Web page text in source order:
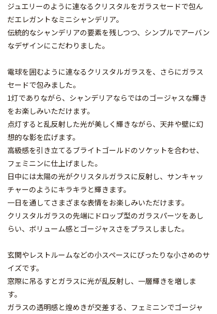
ジュエリーのように連なるクリスタルをガラスセードで包ん
だエレガントなミニシャンデリア。
伝統的なシャンデリアの要素を残しつつ、シンプルでアーバン
なデザインにこだわりました。
電球を囲むように連なるクリスタルガラスを、さらにガラス
セードで包みました。
1灯でありながら、シャンデリアならではのゴージャスな輝き
をお楽しみいただけます。
点灯すると乱反射した光が美しく輝きながら、天井や壁に幻
想的な影を広げます。
高級感を引き立てるブライトゴールドのソケットを合わせ、
フェミニンに仕上げました。
日中には太陽の光がクリスタルガラスに反射し、サンキャッ
チャーのようにキラキラと輝きます。
一日を通してさまざまな表情をお楽しみいただけます。
クリスタルガラスの先端にドロップ型のガラスパーツをあし
らい、ボリューム感とゴージャスさをプラスしました。
玄関やレストルームなどの小スペースにぴったりな小さめのサ
イズです。
窓際に吊るすとガラスに光が乱反射し、一層輝きを増しま
す。
ガラスの透明感と煌めきが交差する、フェミニンでゴージャ